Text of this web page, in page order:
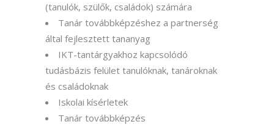
(tanulók, szülők, családok) számára
Tanár továbbképzéshez a partnerség
által fejlesztett tananyag
IKT-tantárgyakhoz kapcsolódó
tudásbázis felület tanulóknak, tanároknak
és családoknak
Iskolai kísérletek
Tanár továbbképzés